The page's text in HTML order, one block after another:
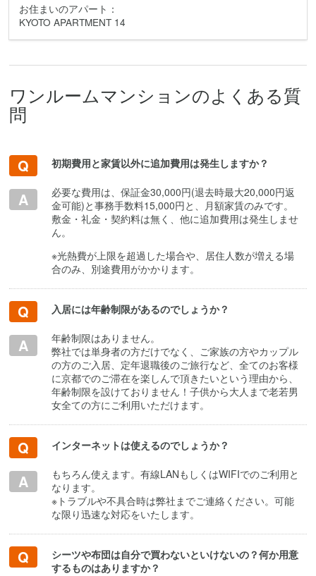
お住まいのアパート：
KYOTO APARTMENT 14
ワンルームマンションのよくある質
問
初期費用と家賃以外に追加費用は発生しますか？
必要な費用は、保証金30,000円(退去時最大20,000円返
金可能)と事務手数料15,000円と、月額家賃のみです。
敷金・礼金・契約料は無く、他に追加費用は発生しませ
ん。
※光熱費が上限を超過した場合や、居住人数が増える場
合のみ、別途費用がかかります。
入居には年齢制限があるのでしょうか？
年齢制限はありません。
弊社では単身者の方だけでなく、ご家族の方やカップル
の方のご入居、定年退職後のご旅行など、全てのお客様
に京都でのご滞在を楽しんで頂きたいという理由から、
年齢制限を設けておりません！子供から大人まで老若男
女全ての方にご利用いただけます。
インターネットは使えるのでしょうか？
もちろん使えます。有線LANもしくはWIFIでのご利用と
なります。
※トラブルや不具合時は弊社までご連絡ください。可能
な限り迅速な対応をいたします。
シーツや布団は自分で買わないといけないの？何か用意
するものはありますか？